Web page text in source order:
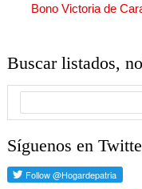
Bono Victoria de
Buscar listados,
Síguenos en